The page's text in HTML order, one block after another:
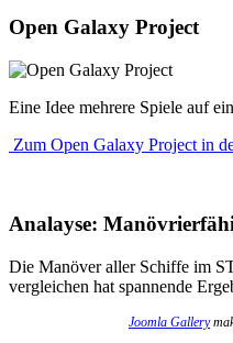
Open Galaxy Project
Eine Idee mehrere Spiele auf
Zum Open Galaxy Project in
Analayse:
Die Manöver aller Schiffe im
vergleichen hat spannende
Joomla Gallery